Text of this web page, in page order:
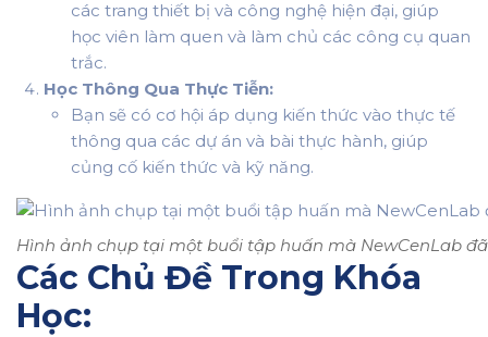
các trang thiết bị và công nghệ hiện đại, giúp
học viên làm quen và làm chủ các công cụ quan
trắc.
Học Thông Qua Thực Tiễn:
Bạn sẽ có cơ hội áp dụng kiến thức vào thực tế
thông qua các dự án và bài thực hành, giúp
củng cố kiến thức và kỹ năng.
Hình ảnh chụp tại một buổi tập huấn mà NewCenLab
Các Chủ Đề Trong Khóa
Học: